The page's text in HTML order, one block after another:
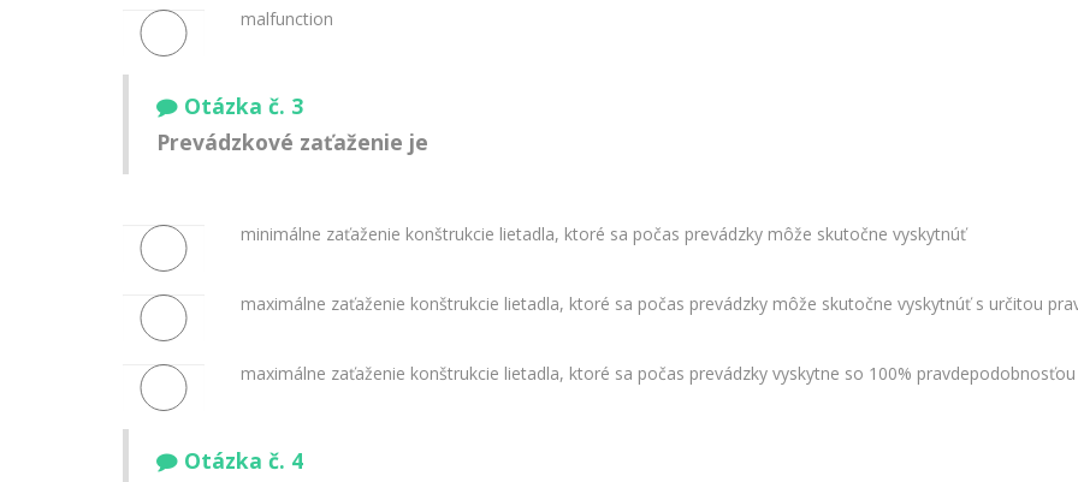
malfunction
Otázka č. 3
Prevádzkové zaťaženie je
minimálne zaťaženie konštrukcie lietadla, ktoré sa počas prevádzky môže skutočne vyskytnúť
maximálne zaťaženie konštrukcie lietadla, ktoré sa počas prevádzky môže skutočne vyskytnúť s určitou
maximálne zaťaženie konštrukcie lietadla, ktoré sa počas prevádzky vyskytne so 100% pravdepodobnosťou
Otázka č. 4